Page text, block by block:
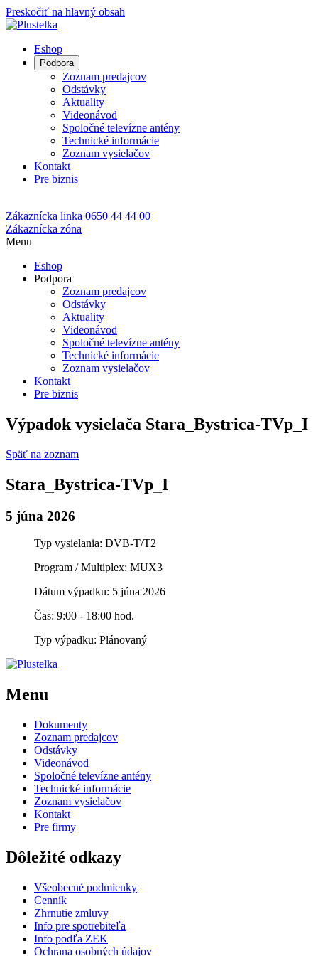
Preskočiť na hlavný obsah
Eshop
Podpora
Zoznam predajcov
Odstávky
Aktuality
Videonávod
Spoločné televízne antény
Technické informácie
Zoznam vysielačov
Kontakt
Pre biznis
Zákaznícka linka 0650 44 44 00
Zákaznícka zóna
Menu
Eshop
Podpora
Zoznam predajcov
Odstávky
Aktuality
Videonávod
Spoločné televízne antény
Technické informácie
Zoznam vysielačov
Kontakt
Pre biznis
Výpadok vysielača Stara_Bystrica-TVp_I
Späť na zoznam
Stara_Bystrica-TVp_I
5 júna 2026
Typ vysielania: DVB-T/T2
Program / Multiplex: MUX3
Dátum výpadku: 5 júna 2026
Čas: 9:00 - 18:00 hod.
Typ výpadku: Plánovaný
Menu
Dokumenty
Zoznam predajcov
Odstávky
Videonávod
Spoločné televízne antény
Technické informácie
Zoznam vysielačov
Kontakt
Pre firmy
Dôležité odkazy
Všeobecné podmienky
Cenník
Zhrnutie zmluvy
Info pre spotrebiteľa
Info podľa ZEK
Ochrana osobných údajov